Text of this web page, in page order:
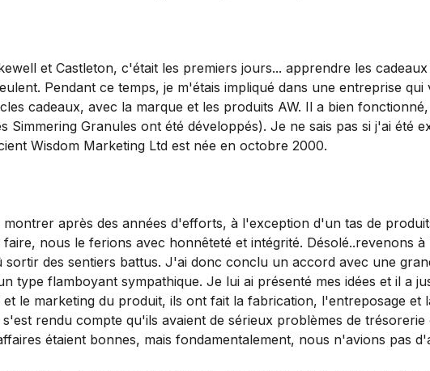
et Castleton, c'était les premiers jours... apprendre les
Pendant ce temps, je m'étais impliqué dans une entreprise
cadeaux, avec la marque et les produits AW. Il a bien
Simmering Granules ont été développés). Je ne sais pas si j'ai été
Wisdom Marketing Ltd est née en octobre 2000.
après des années d'efforts, à l'exception d'un tas de
nous le ferions avec honnêteté et intégrité. Désolé..revenons à
des sentiers battus. J'ai donc conclu un accord avec une
type flamboyant sympathique. Je lui ai présenté mes idées et il a
le marketing du produit, ils ont fait la fabrication, l'entreposage et
rendu compte qu'ils avaient de sérieux problèmes de
étaient bonnes, mais fondamentalement, nous n'avions pas